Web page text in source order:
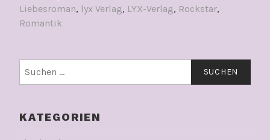
Liebesroman, lyx Verlag, LYX-Verlag, Rockstar,
Romantik
nach:
KATEGORIEN